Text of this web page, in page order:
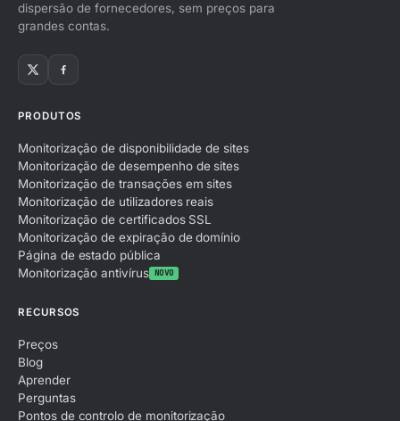
dispersão de fornecedores, sem preços para
grandes contas.
PRODUTOS
Monitorização de disponibilidade de sites
Monitorização de desempenho de sites
Monitorização de transações em sites
Monitorização de utilizadores reais
Monitorização de certificados SSL
Monitorização de expiração de domínio
Página de estado pública
Monitorização antivírus NOVO
RECURSOS
Preços
Blog
Aprender
Perguntas
Pontos de controlo de monitorização